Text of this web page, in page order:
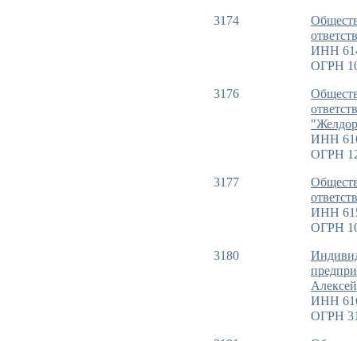
3174
ИНН
ОГРН
3176
ИНН
ОГРН
3177
ИНН
ОГРН
3180
ИНН
ОГРН